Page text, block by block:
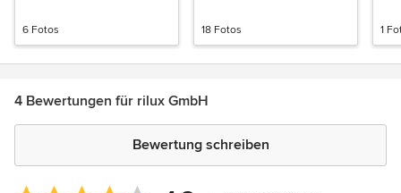
6 Fotos 18 Fotos 1
4 Bewertungen für rilux GmbH
Bewertung schreiben